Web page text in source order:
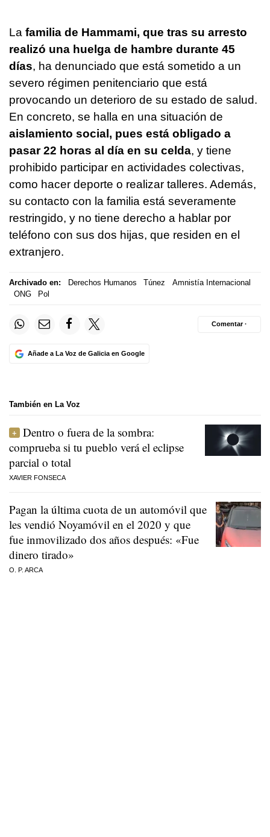
La familia de Hammami, que tras su arresto
realizó una huelga de hambre durante 45
días, ha denunciado que está sometido a un
severo régimen penitenciario que está
provocando un deterioro de su estado de salud.
En concreto, se halla en una situación de
aislamiento social, pues está obligado a
pasar 22 horas al día en su celda, y tiene
prohibido participar en actividades colectivas,
como hacer deporte o realizar talleres. Además,
su contacto con la familia está severamente
restringido, y no tiene derecho a hablar por
teléfono con sus dos hijas, que residen en el
extranjero.
Archivado en: Derechos Humanos Túnez
Amnistía Internacional
ONG
Pol
Añade a La Voz de Galicia en Google
Comentar ·
También en La Voz
Dentro o fuera de la sombra:
comprueba si tu pueblo verá el eclipse
parcial o total
XAVIER FONSECA
Pagan la última cuota de un automóvil que
les vendió Noyamóvil en el 2020 y que
fue inmovilizado dos años después: «Fue
dinero tirado»
O. P. ARCA